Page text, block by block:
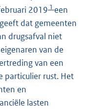
2019 1 een
dat gemeenten
drugsafval niet
van de
van een
particulier rust. Het
en
lasten